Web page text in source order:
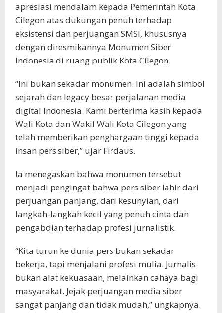
apresiasi mendalam kepada Pemerintah Kota
Cilegon atas dukungan penuh terhadap
eksistensi dan perjuangan SMSI, khususnya
dengan diresmikannya Monumen Siber
Indonesia di ruang publik Kota Cilegon.
“Ini bukan sekadar monumen. Ini adalah simbol
sejarah dan legacy besar perjalanan media
digital Indonesia. Kami berterima kasih kepada
Wali Kota dan Wakil Wali Kota Cilegon yang
telah memberikan penghargaan tinggi kepada
insan pers siber,” ujar Firdaus.
Ia menegaskan bahwa monumen tersebut
menjadi pengingat bahwa pers siber lahir dari
perjuangan panjang, dari kesunyian, dari
langkah-langkah kecil yang penuh cinta dan
pengabdian terhadap profesi jurnalistik.
“Kita turun ke dunia pers bukan sekadar
bekerja, tapi menjalani profesi mulia. Jurnalis
bukan alat kekuasaan, melainkan cahaya bagi
masyarakat. Jejak perjuangan media siber
sangat panjang dan tidak mudah,” ungkapnya.